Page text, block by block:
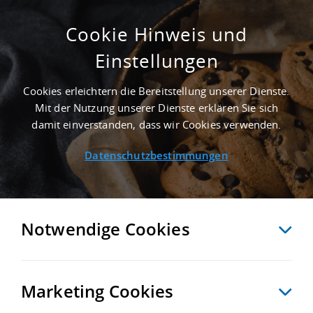
ERSTBEZUG - 30.000 M² LAGERHALLE IN
DUMMERSTORF AN DER AUTOBAHN A 19 -
LANDKREIS ROSTOCK
Startseite/ Immobiliensuche/ Detailansicht
ZURÜCK MERKEN VERGLEICHEN EXPORT PDF
Cookie Hinweis und
Einstellungen
Cookies erleichtern die Bereitstellung unserer Dienste.
Mit der Nutzung unserer Dienste erklären Sie sich
damit einverstanden, dass wir Cookies verwenden.
Datenschutzbestimmungen
Notwendige Cookies
Marketing Cookies